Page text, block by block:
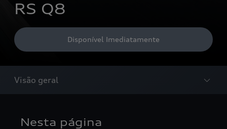
RS Q8
Disponível Imediatamente
Visão geral
Nesta página